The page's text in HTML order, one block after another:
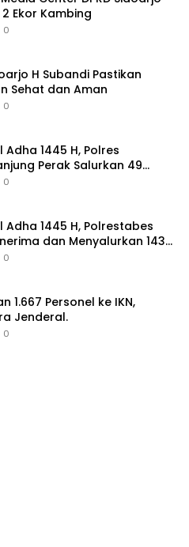
Ekor Kambing
0
H Subandi Pastikan
Sehat dan Aman
0
Adha 1445 H, Polres
Perak Salurkan 49
0
Adha 1445 H, Polrestabes
dan Menyalurkan 143
0
1.667 Personel ke IKN,
Jenderal.
0